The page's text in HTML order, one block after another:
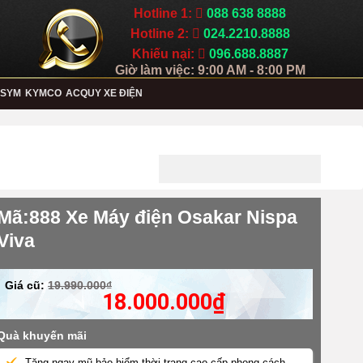
Hotline 1:
088 638 8888
Hotline 2:
024.2210.8888
Khiếu nại:
096.688.8887
Giờ làm việc: 9:00 AM - 8:00 PM
SYM KYMCO ACQUY XE ĐIỆN
Xe Máy điện Osakar Nispa
Giá cũ: 19.990.000₫
18.000.000₫
khuyến mãi